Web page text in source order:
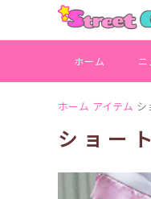
ホーム ニ
ホーム アイテム シ
ショー